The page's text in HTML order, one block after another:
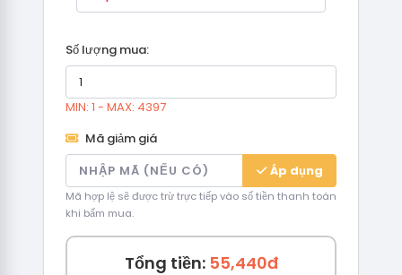
Số lượng mua:
MIN: 1 - MAX: 4397
Mã giảm giá
Áp dụng
Mã hợp lệ sẽ được trừ trực tiếp vào số tiền thanh toán
khi bấm mua.
Tổng tiền: 55,440đ